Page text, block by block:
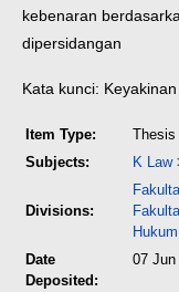
kebenaran
dipersidangan
Kata kunci:
Item Type:
Thesis
Subjects:
K Law
Divisions:
Hukum
Date
Deposited:
07 Jun